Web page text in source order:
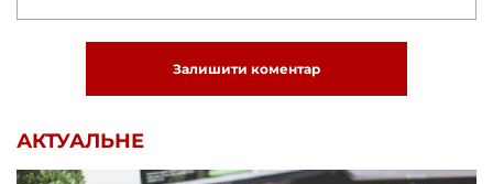
Залишити коментар
АКТУАЛЬНЕ